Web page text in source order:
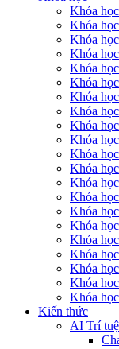
Khóa
Khóa
Khóa
Khóa
Khóa
Khóa
Khóa
Khóa
Khóa
Khóa
Khóa
Khóa
Khóa
Khóa
Khóa
Khóa
Khóa
Khóa
Khóa
Khóa
Khóa
Kiến thức
AI Trí